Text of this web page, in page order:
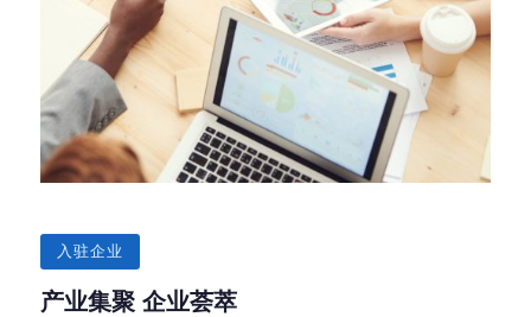
入驻企业
产业集聚 企业荟萃